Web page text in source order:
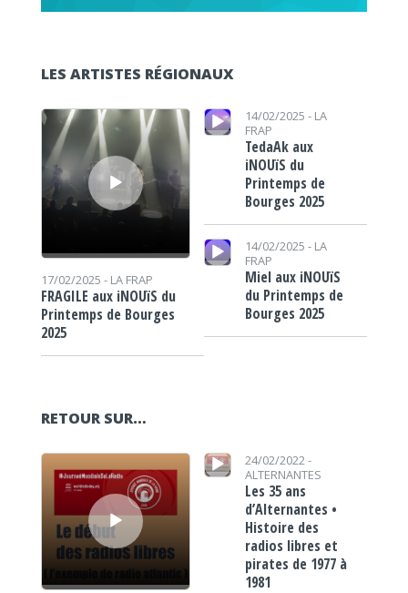
LES ARTISTES RÉGIONAUX
Lecteur audio
17/02/2025 - LA FRAP
FRAGILE aux iNOUïS du
Printemps de Bourges
2025
Lecteur audio 14/02/2025 - LA
FRAP
TedaAk aux
iNOUïS du
Printemps de
Bourges 2025
Lecteur audio
14/02/2025 - LA
FRAP
Miel aux iNOUïS
du Printemps de
Bourges 2025
RETOUR SUR…
Lecteur audio
Lecteur audio
24/02/2022 -
ALTERNANTES
Les 35 ans
d’Alternantes •
Histoire des
radios libres et
pirates de 1977 à
1981